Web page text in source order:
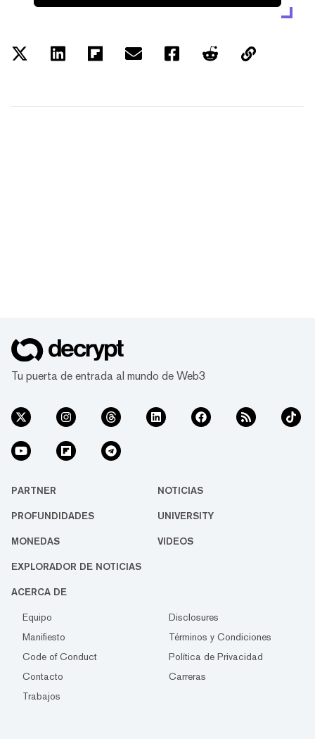
Tu puerta de entrada al mundo de Web3
PARTNER NOTICIAS
PROFUNDIDADES UNIVERSITY
MONEDAS VIDEOS
EXPLORADOR DE NOTICIAS
ACERCA DE
Equipo
Disclosures
Manifiesto
Términos y Condiciones
Code of Conduct
Política de Privacidad
Contacto
Carreras
Trabajos